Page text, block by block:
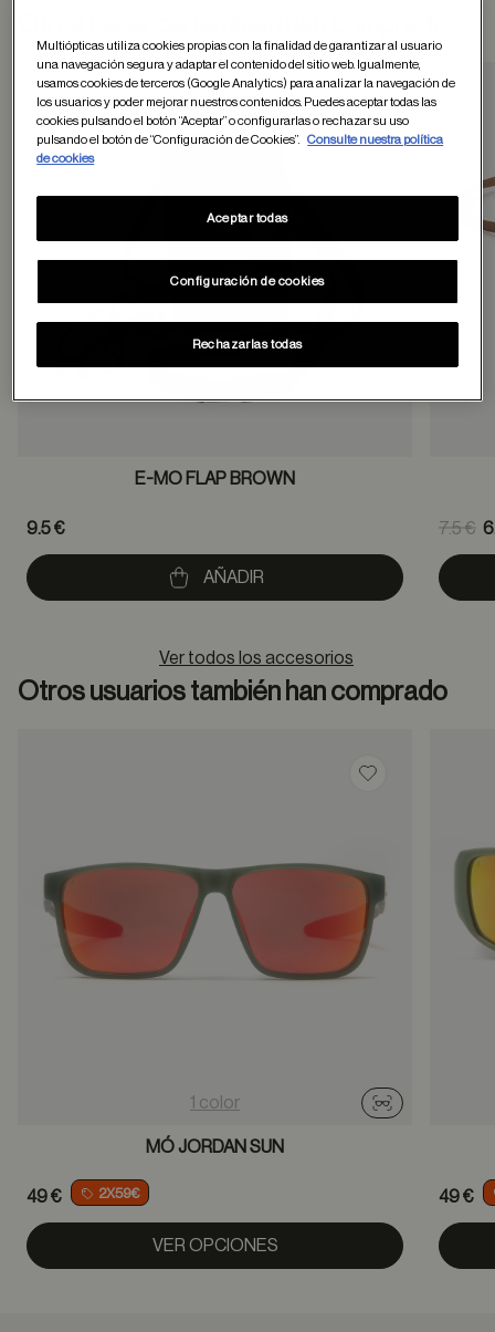
Guardar en
E-MO FLAP BROWN
9.5 €
AÑADIR
7.5 €
to
Ver todos los accesorios
Otros usuarios también han comprado
Guardar en
1 color
Probador
MÓ JORDAN SUN
49 € 2X59€
VER OPCIONES
49 €
Multiópticas utiliza cookies propias con la finalidad de garantizar al usuario
una navegación segura y adaptar el contenido del sitio web. Igualmente,
usamos cookies de terceros (Google Analytics) para analizar la navegación de
los usuarios y poder mejorar nuestros contenidos. Puedes aceptar todas las
cookies pulsando el botón “Aceptar” o configurarlas o rechazar su uso
pulsando el botón de “Configuración de Cookies”.
Consulte nuestra política
de cookies
Configuración de cookies
Rechazarlas todas
Aceptar todas